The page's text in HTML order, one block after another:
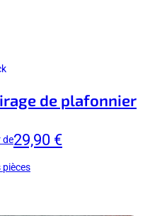
de plafonnier
de29,90 €
pièces